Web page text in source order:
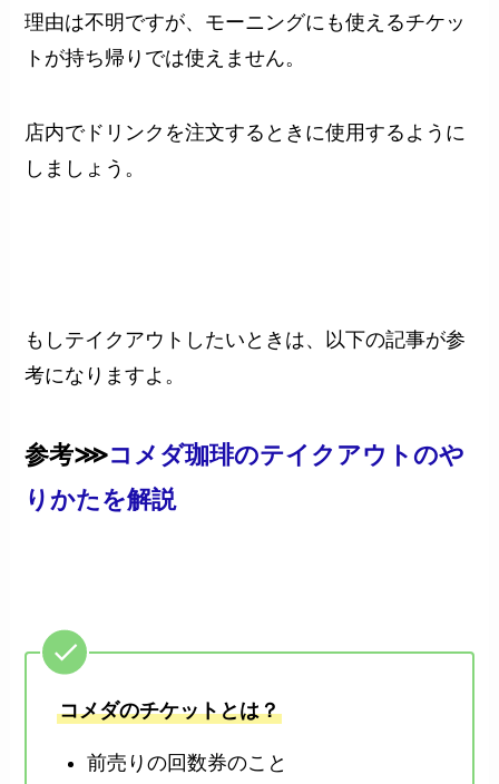
理由は不明ですが、モーニングにも使えるチケッ
トが持ち帰りでは使えません。
店内でドリンクを注文するときに使用するように
しましょう。
もしテイクアウトしたいときは、以下の記事が参
考になりますよ。
参考⋙コメダ珈琲のテイクアウトのや
りかたを解説
コメダのチケットとは？
前売りの回数券のこと